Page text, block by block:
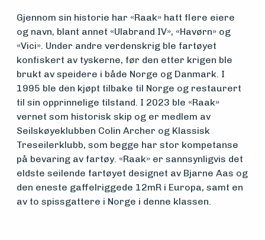
Gjennom sin historie har «Raak» hatt flere eiere
og navn, blant annet «Ulabrand IV», «Havørn» og
«Vici». Under andre verdenskrig ble fartøyet
konfiskert av tyskerne, før den etter krigen ble
brukt av speidere i både Norge og Danmark. I
1995 ble den kjøpt tilbake til Norge og restaurert
til sin opprinnelige tilstand. I 2023 ble «Raak»
vernet som historisk skip og er medlem av
Seilskøyeklubben Colin Archer og Klassisk
Treseilerklubb, som begge har stor kompetanse
på bevaring av fartøy. «Raak» er sannsynligvis det
eldste seilende fartøyet designet av Bjarne Aas og
den eneste gaffelriggede 12mR i Europa, samt en
av to spissgattere i Norge i denne klassen.